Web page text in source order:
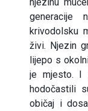
generacije
krivodolsku
živi. Njezin
lijepo s
je mjesto. I
hodočastili
običaj i